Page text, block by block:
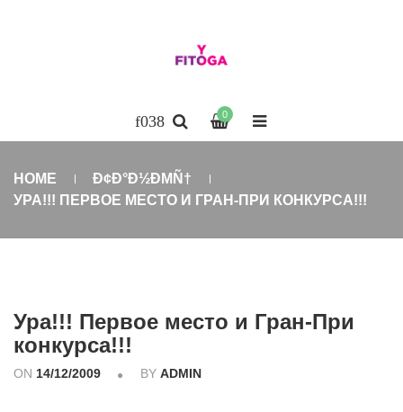
0
HOME
Ð¢Ð°Ð½ÐΜÑ†
УРА!!! ПЕРВОЕ МЕСТО И ГРАН-ПРИ КОНКУРСА!!!
Ура!!! Первое место и Гран-При
конкурса!!!
ON 14/12/2009 BY ADMIN